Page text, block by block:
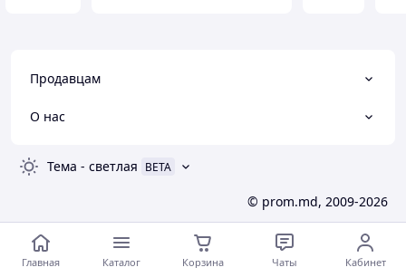
Продавцам
О нас
Тема - светлая BETA
© prom.md, 2009-2026
Главная Каталог Корзина Чаты Кабинет